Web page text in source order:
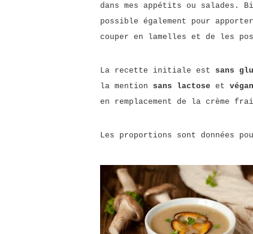
dans mes appétits ou
possible également pour
couper en lamelles et de les
La recette initiale est sans
la mention sans lactose et végan
en remplacement de la crème
Les proportions sont données